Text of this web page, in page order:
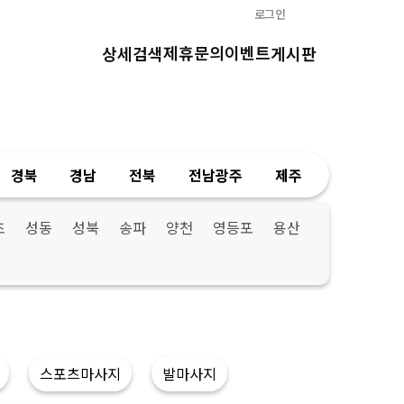
로그인
상세검색제휴문의이벤트게시판
경북 경남 전북 전남광주 제주
성동 성북 송파 양천 영등포 용산
스포츠마사지 발마사지